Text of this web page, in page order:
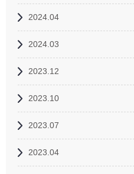
2024.04
2024.03
2023.12
2023.10
2023.07
2023.04